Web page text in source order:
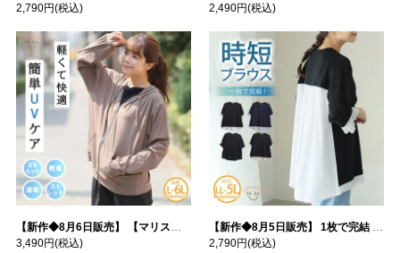
2,790円(税込)
2,490円(税込)
【新作◆8月6日販売】 【マリスポーツ】 運動初心者さんのための フード付き パーカー | 大きいサイズの通販ならハッピーマリリン
3,490円(税込)
【新作◆8月5日販売】 1枚で完結 袖口＆バック フハク使い トップス | 大きいサイズの通販ならハッピーマリリン
2,790円(税込)